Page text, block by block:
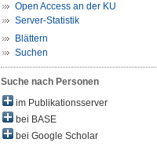
Open Access an der KU
Server-Statistik
Blättern
Suchen
Suche nach Personen
im Publikationsserver
bei BASE
bei Google Scholar